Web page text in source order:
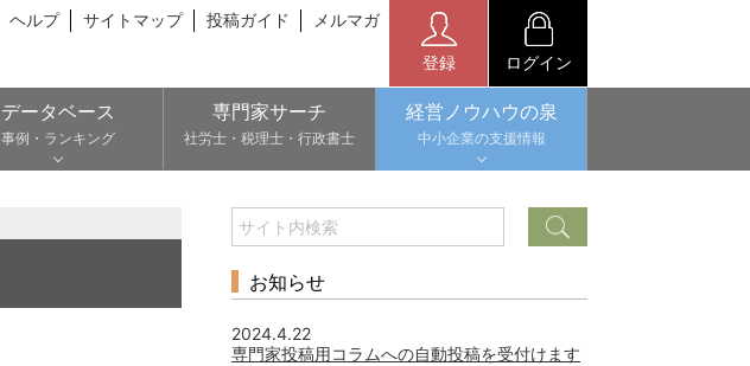
ヘルプ サイトマップ 投稿ガイド メルマガ
登録 ログイン
データベース
事例・ランキング
専門家サーチ
社労士・税理士・行政書士
経営ノウハウの泉
中小企業の支援情報
お知らせ
2024.4.22
専門家投稿用コラムへの自動投稿を受付けます